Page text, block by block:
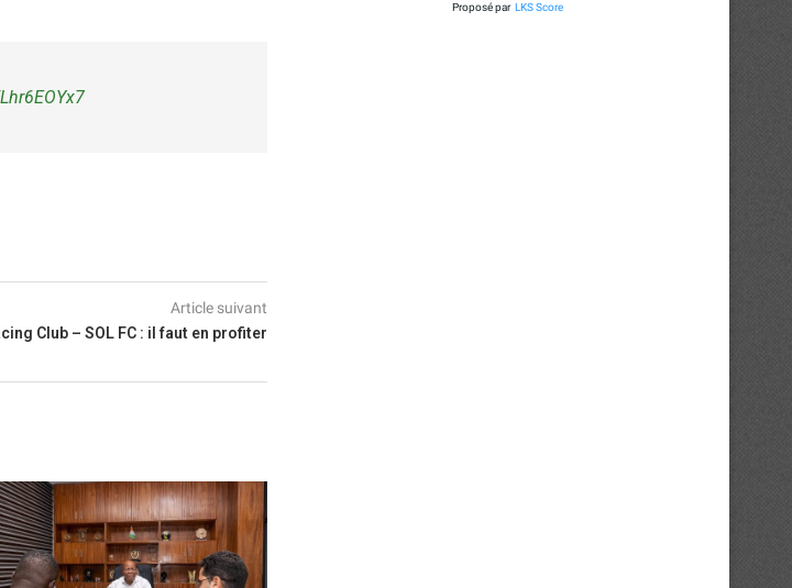
Article suivant
Club – SOL FC : il faut en profiter
Proposé par LKS Score